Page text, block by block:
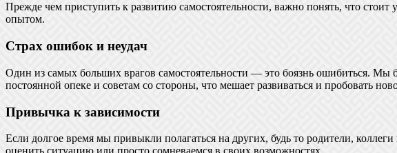
Прежде чем приступить к развитию самостоятельности, важно понять, что
опытом.
Страх ошибок и неудач
Один из самых больших врагов самостоятельности — это боязнь ошибиться. Мы
постоянной опеке и советам со стороны, что мешает развиваться и пробовать
Привычка к зависимости
Если долгое время мы привыкли полагаться на других, будь то родители,